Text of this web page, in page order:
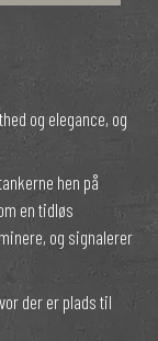
og elegance, og
hen på
en tidløs
og signalerer
der er plads til